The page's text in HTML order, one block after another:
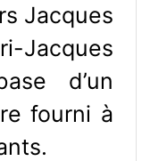
Jacques
d’un
fourni à